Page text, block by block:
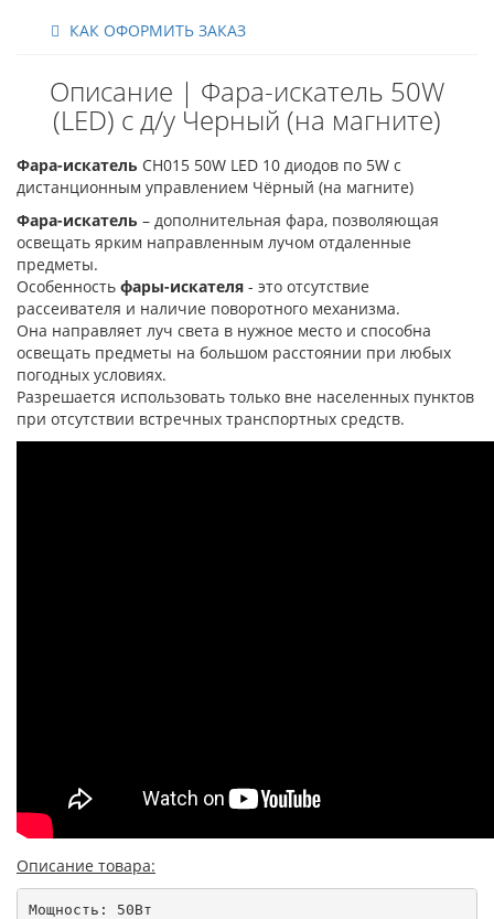
КАК ОФОРМИТЬ ЗАКАЗ
Описание | Фара-искатель 50W
(LED) с д/у Черный (на магните)
Фара-искатель CH015 50W LED 10 диодов по 5W с
дистанционным управлением Чёрный (на магните)
Фара-искатель – дополнительная фара, позволяющая
освещать ярким направленным лучом отдаленные
предметы.
Особенность фары-искателя - это отсутствие
рассеивателя и наличие поворотного механизма.
Она направляет луч света в нужное место и способна
освещать предметы на большом расстоянии при любых
погодных условиях.
Разрешается использовать только вне населенных пунктов
при отсутствии встречных транспортных средств.
Описание товара:
Мощность: 50Вт